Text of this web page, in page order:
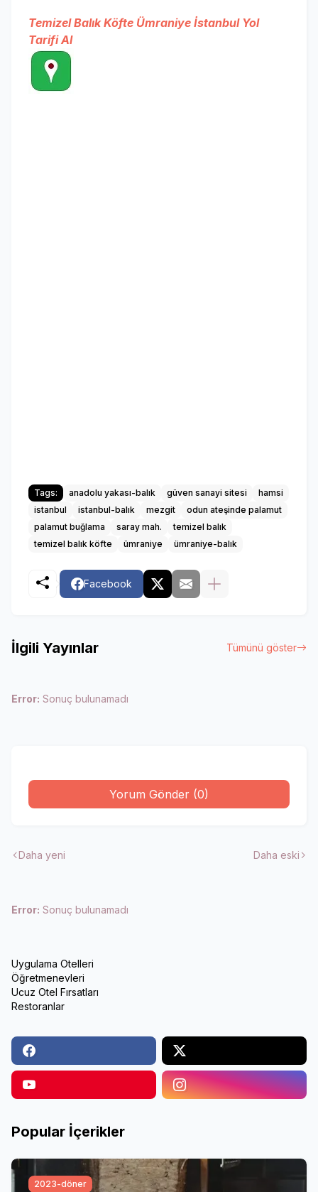
Temizel Balık Köfte Ümraniye İstanbul Yol
Tarifi Al
Tags: anadolu yakası-balık güven sanayi sitesi
hamsi
istanbul
istanbul-balık mezgit
odun ateşinde palamut
palamut buğlama
saray mah.
temizel balık
temizel balık köfte
ümraniye ümraniye-balık
Facebook
İlgili Yayınlar Tümünü göster
Error: Sonuç bulunamadı
Yorum Gönder (0)
Daha yeni Daha eski
Error: Sonuç bulunamadı
Uygulama Otelleri
Öğretmenevleri
Ucuz Otel Fırsatları
Restoranlar
Popular İçerikler
2023-döner